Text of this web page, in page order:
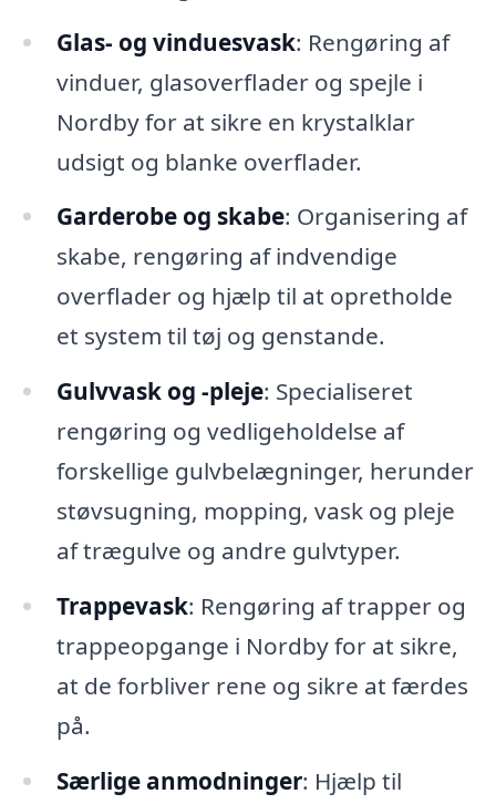
Glas- og vinduesvask: Rengøring af
vinduer, glasoverflader og spejle i
Nordby for at sikre en krystalklar
udsigt og blanke overflader.
Garderobe og skabe: Organisering af
skabe, rengøring af indvendige
overflader og hjælp til at opretholde
et system til tøj og genstande.
Gulvvask og -pleje: Specialiseret
rengøring og vedligeholdelse af
forskellige gulvbelægninger, herunder
støvsugning, mopping, vask og pleje
af trægulve og andre gulvtyper.
Trappevask: Rengøring af trapper og
trappeopgange i Nordby for at sikre,
at de forbliver rene og sikre at færdes
på.
Særlige anmodninger: Hjælp til